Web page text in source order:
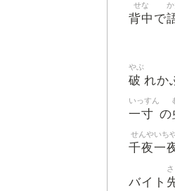
背中
せな
で
破
やぶ
れか
一寸
いっすん
の
千夜一
せんやいち
バイト